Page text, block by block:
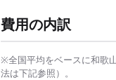
費用の内訳
※全国平均をベースに和歌
法は下記参照）。